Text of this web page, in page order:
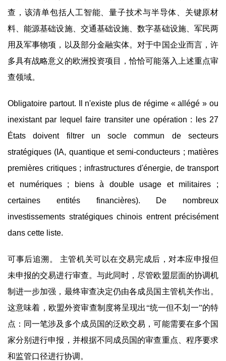
查，该清单包括人工智能、量子技术与半导体、关键原材
料、能源基础设施、交通基础设施、数字基础设施、军民两
用及军事物项，以及部分金融实体。对于中国企业而言，许
多具有战略意义的欧洲投资项目，恰恰可能落入上述重点审
查领域。
Obligatoire partout. Il n'existe plus de régime « allégé » ou
inexistant par lequel faire transiter une opération : les 27
États doivent filtrer un socle commun de secteurs
stratégiques (IA, quantique et semi-conducteurs ; matières
premières critiques ; infrastructures d'énergie, de transport
et numériques ; biens à double usage et militaires ;
certaines entités financières). De nombreux
investissements stratégiques chinois entrent précisément
dans cette liste.
可事后追溯。 主管机关可以在交易完成后，对本应申报但
未申报的交易进行审查。与此同时，尽管欧盟层面的协调机
制进一步加强，最终审查决定仍由各成员国主管机关作出。
这意味着，欧盟外资审查制度将呈现出“统一但不划一”的特
点：同一笔涉及多个成员国的泛欧交易，可能需要在多个国
家分别进行申报，并根据不同成员国的审查重点、程序要求
和监管口径进行协调。